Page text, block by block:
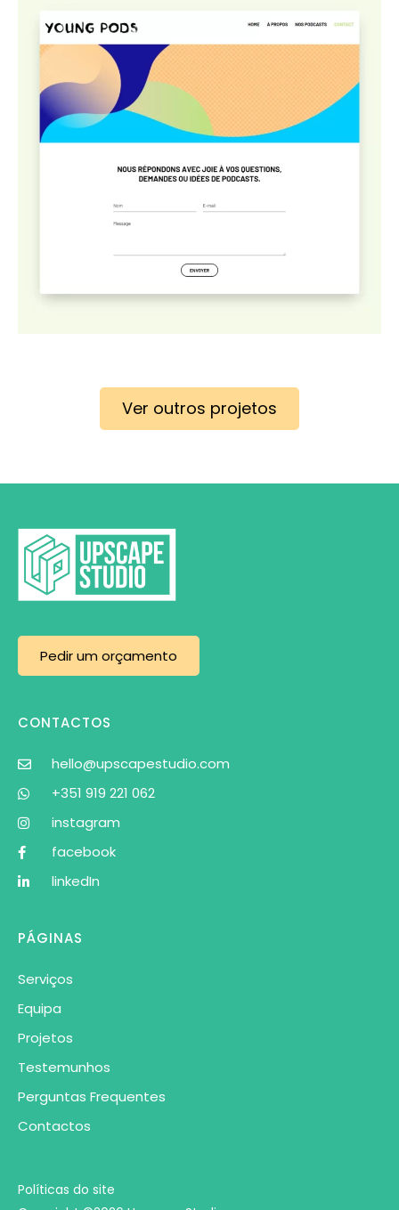
Ver outros projetos
Pedir um orçamento
CONTACTOS
hello@upscapestudio.com
+351 919 221 062
instagram
facebook
linkedIn
PÁGINAS
Serviços
Equipa
Projetos
Testemunhos
Perguntas Frequentes
Contactos
Políticas do site